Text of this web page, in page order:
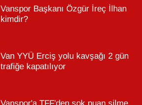
Vanspor Başkanı Özgür İreç İlhan
kimdir?
Van YYÜ Erciş yolu kavşağı 2 gün
trafiğe kapatılıyor